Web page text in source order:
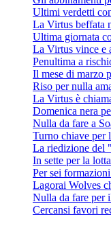
Ultimi verdetti
La Virtus beffata
Ultima giornata
La Virtus vince e
Penultima a
Il mese di marzo
Riso per nulla
La Virtus è
Domenica nera
Nulla da fare a
Turno chiave per
La riedizione del
In sette per la
Per sei
Lagorai Wolves
Nulla da fare per
Cercansi favori